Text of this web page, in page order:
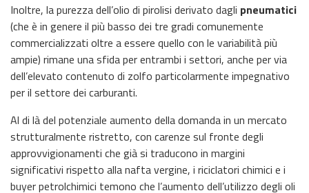
Inoltre, la purezza dell’olio di pirolisi derivato dagli pneumatici
(che è in genere il più basso dei tre gradi comunemente
commercializzati oltre a essere quello con le variabilità più
ampie) rimane una sfida per entrambi i settori, anche per via
dell’elevato contenuto di zolfo particolarmente impegnativo
per il settore dei carburanti.
Al di là del potenziale aumento della domanda in un mercato
strutturalmente ristretto, con carenze sul fronte degli
approvvigionamenti che già si traducono in margini
significativi rispetto alla nafta vergine, i riciclatori chimici e i
buyer petrolchimici temono che l’aumento dell’utilizzo degli oli